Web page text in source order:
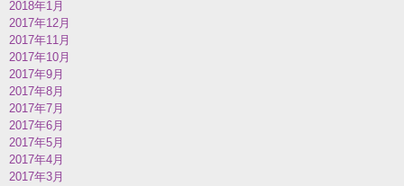
2018年1月
2017年12月
2017年11月
2017年10月
2017年9月
2017年8月
2017年7月
2017年6月
2017年5月
2017年4月
2017年3月